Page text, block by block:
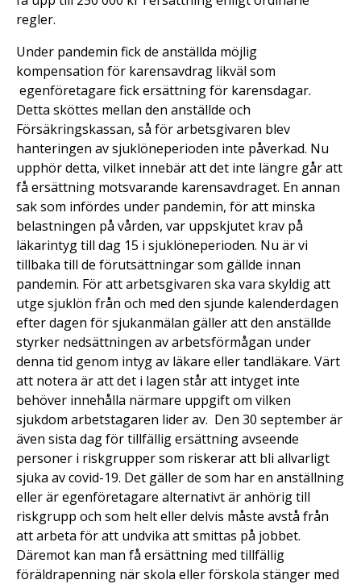
regler.
Under pandemin fick de anställda möjlig
kompensation för karensavdrag likväl som
egenföretagare fick ersättning för karensdagar.
Detta sköttes mellan den anställde och
Försäkringskassan, så för arbetsgivaren blev
hanteringen av sjuklöneperioden inte påverkad. Nu
upphör detta, vilket innebär att det inte längre går att
få ersättning motsvarande karensavdraget. En annan
sak som infördes under pandemin, för att minska
belastningen på vården, var uppskjutet krav på
läkarintyg till dag 15 i sjuklöneperioden. Nu är vi
tillbaka till de förutsättningar som gällde innan
pandemin. För att arbetsgivaren ska vara skyldig att
utge sjuklön från och med den sjunde kalenderdagen
efter dagen för sjukanmälan gäller att den anställde
styrker nedsättningen av arbetsförmågan under
denna tid genom intyg av läkare eller tandläkare. Värt
att notera är att det i lagen står att intyget inte
behöver innehålla närmare uppgift om vilken
sjukdom arbetstagaren lider av. Den 30 september är
även sista dag för tillfällig ersättning avseende
personer i riskgrupper som riskerar att bli allvarligt
sjuka av covid-19. Det gäller de som har en anställning
eller är egenföretagare alternativt är anhörig till
riskgrupp och som helt eller delvis måste avstå från
att arbeta för att undvika att smittas på jobbet.
Däremot kan man få ersättning med tillfällig
föräldrapenning när skola eller förskola stänger med